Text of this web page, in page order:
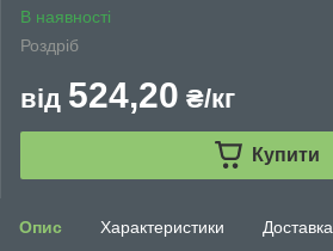
В наявності
Роздріб
від 524,20 ₴/кг
Купити
Опис Характеристики Доставка